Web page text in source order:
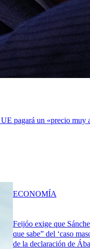
pagará un «precio muy
Feijóo exige que
que sabe” del ‘caso
de la declaración de
ECONOMÍA